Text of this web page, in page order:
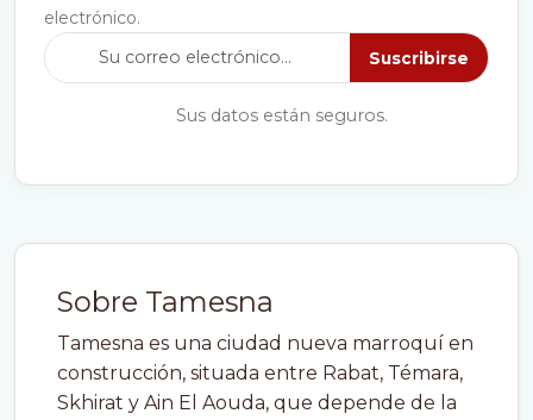
Sobre Tamesna
Tamesna es una ciudad nueva marroquí en
construcción, situada entre Rabat, Témara,
Skhirat y Ain El Aouda, que depende de la
electrónico.
Suscribirse
Sus datos están seguros.